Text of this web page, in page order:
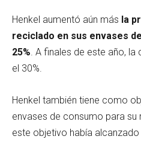
Henkel aumentó aún más la
reciclado en sus envases
25%. A finales de este año,
el 30%.
Henkel también tiene como
envases de consumo para su
este objetivo había